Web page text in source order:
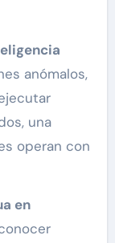
anómalos,
una
operan con
en